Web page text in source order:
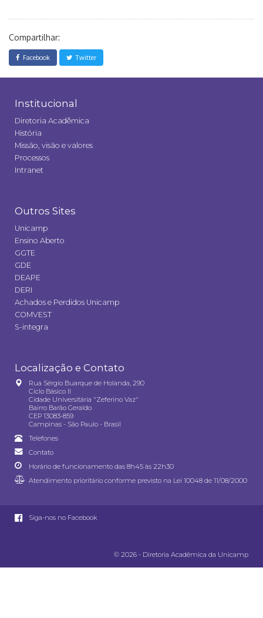
Compartilhar:
Facebook Twitter
Institucional
Diretoria Acadêmica
História
Missão, visão e valores
Processos
Intranet
Outros Sites
Unicamp
Ensino Aberto
GGTE
GDE
DEAPE
DERI
Achados e Perdidos Unicamp
COMVEST
S-integra
Localização e Contato
Rua Sérgio Buarque de Holanda, 290
Ciclo Básico II
Cidade Universitária "Zeferino Vaz"
Bairro Barão Geraldo
CEP 13083-859
Campinas - São Paulo - Brasil
Telefones
Contato
Horário de funcionamento das 8h45 às 22h30
Atendimento prioritário conforme previsto na Lei 10048 de 11/08/2000
Siga-nos no Facebook
© 2026 - Diretoria Acadêmica da Unicamp